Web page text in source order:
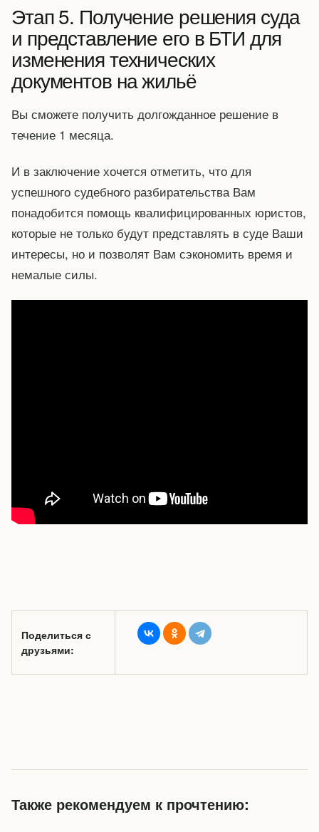
Этап 5. Получение решения суда
и представление его в БТИ для
изменения технических
документов на жильё
Вы сможете получить долгожданное решение в
течение 1 месяца.
И в заключение хочется отметить, что для
успешного судебного разбирательства Вам
понадобится помощь квалифицированных юристов,
которые не только будут представлять в суде Ваши
интересы, но и позволят Вам сэкономить время и
немалые силы.
Поделиться с
друзьями:
Также рекомендуем к прочтению: